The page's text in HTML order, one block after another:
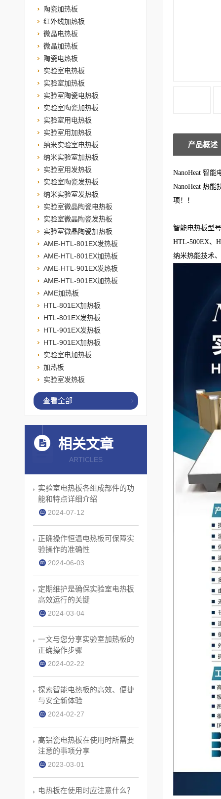
产品概述
NanoHeat 智能
NanoHeat 热
项！！
智能电热板型
HTL-500EX、
纳米热能技术
陶瓷加热板
红外线加热板
微晶电热板
微晶加热板
陶瓷电热板
实验室电热板
实验室加热板
实验室陶瓷电热板
实验室陶瓷加热板
实验室用电热板
实验室用加热板
纳米实验室电热板
纳米实验室加热板
实验室用发热板
实验室陶瓷发热板
纳米实验室发热板
实验室微晶陶瓷电热板
实验室微晶陶瓷发热板
实验室微晶陶瓷加热板
AME-HTL-801EX发热板
AME-HTL-801EX加热板
AME-HTL-901EX发热板
AME-HTL-901EX加热板
AME加热板
HTL-801EX加热板
HTL-801EX发热板
HTL-901EX发热板
HTL-901EX加热板
实验室电加热板
加热板
实验室发热板
查看全部
相关文章
ARTICLES
实验室电热板各组成部件的功
能和特点详细介绍
2024-07-12
正确操作恒温电热板可保障实
验操作的准确性
2024-06-03
定期维护是确保实验室电热板
高效运行的关键
2024-03-04
一文与您分享实验室加热板的
正确操作步骤
2024-02-22
探索智能电热板的高效、便捷
与安全新体验
2024-02-27
高铝瓷电热板在使用时所需要
注意的事项分享
2023-03-01
电热板在使用时应注意什么？